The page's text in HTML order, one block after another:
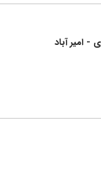
- امیر آباد